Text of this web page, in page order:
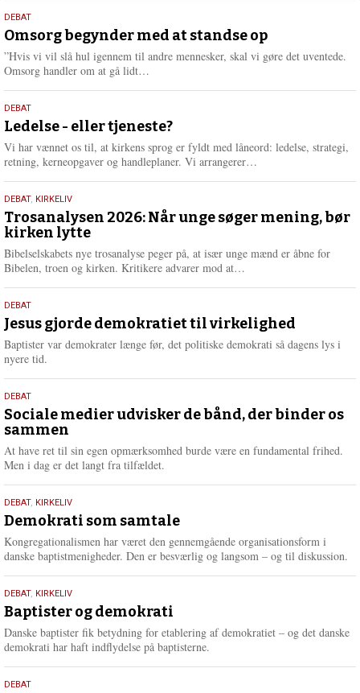
e
r
e
9.
juli
2026
DEBAT
Omsorg begynder med at standse op
”Hvis vi vil slå hul igennem til andre mennesker, skal vi gøre det uventede.
Omsorg handler om at gå lidt…
e
r
e
10.
juni
2026
DEBAT
Ledelse - eller tjeneste?
Vi har vænnet os til, at kirkens sprog er fyldt med låneord: ledelse, strategi,
retning, kerneopgaver og handleplaner. Vi arrangerer…
e
2.
juni
2026
DEBAT, KIRKELIV
Trosanalysen 2026: Når unge søger mening, bør
kirken lytte
Bibelselskabets nye trosanalyse peger på, at især unge mænd er åbne for
Bibelen, troen og kirken. Kritikere advarer mod at…
e
r
18.
maj
2026
DEBAT
Jesus gjorde demokratiet til virkelighed
Baptister var demokrater længe før, det politiske demokrati så dagens lys i
nyere tid.
18.
maj
2026
DEBAT
Sociale medier udvisker de bånd, der binder os
sammen
At have ret til sin egen opmærksomhed burde være en fundamental frihed.
Men i dag er det langt fra tilfældet.
18.
maj
2026
DEBAT, KIRKELIV
Demokrati som samtale
Kongregationalismen har været den gennemgående organisationsform i
danske baptistmenigheder. Den er besværlig og langsom – og til diskussion.
18.
maj
2026
DEBAT, KIRKELIV
Baptister og demokrati
Danske baptister fik betydning for etablering af demokratiet – og det danske
demokrati har haft indflydelse på baptisterne.
18.
DEBAT